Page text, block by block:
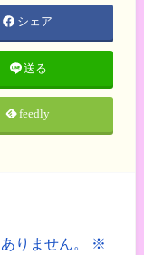
シェア
送る
feedly
りません。
※